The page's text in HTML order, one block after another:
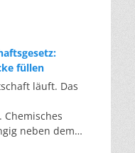
schneller. Die
dieses
nie zuvor wurden
gingen netto
Der Bestand
Das gesetzliche
Jahresende ist
füllen
läuft. Das
neben dem